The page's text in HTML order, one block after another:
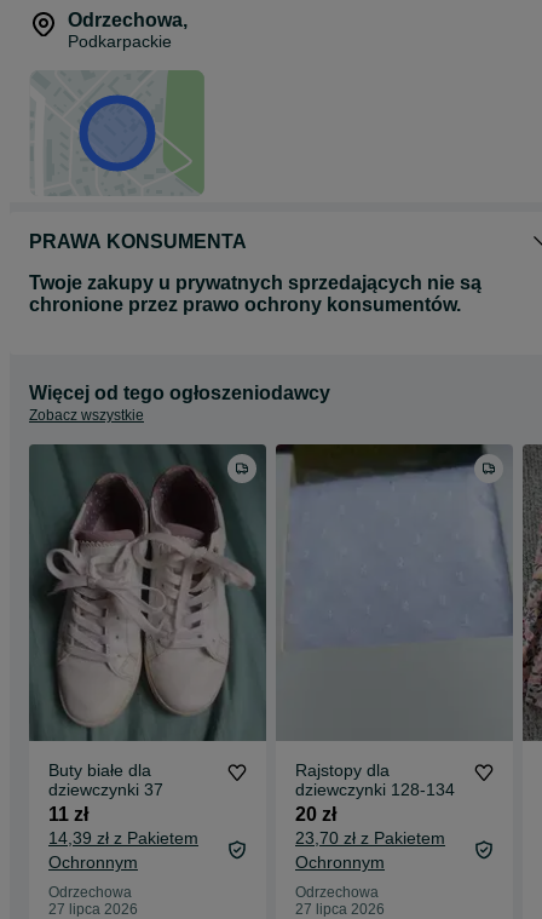
Odrzechowa,
Podkarpackie
PRAWA KONSUMENTA
Twoje zakupy u prywatnych sprzedających nie są
chronione przez prawo ochrony konsumentów.
Więcej od tego ogłoszeniodawcy
Zobacz wszystkie
Buty białe dla
dziewczynki 37
11 zł
14,39 zł z Pakietem
Ochronnym
Odrzechowa
27 lipca 2026
Rajstopy dla
dziewczynki 128-134
20 zł
23,70 zł z Pakietem
Ochronnym
Odrzechowa
27 lipca 2026